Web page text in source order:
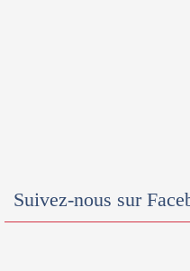
Suivez-nous sur